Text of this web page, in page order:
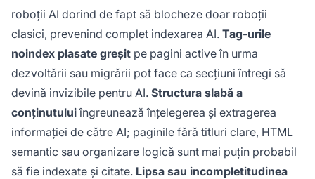
roboții AI dorind de fapt să blocheze doar roboții
clasici, prevenind complet indexarea AI. Tag-urile
noindex plasate greșit pe pagini active în urma
dezvoltării sau migrării pot face ca secțiuni întregi să
devină invizibile pentru AI. Structura slabă a
conținutuluiîngreunează înțelegerea și extragerea
informației de către AI; paginile fără titluri clare, HTML
semantic sau organizare logică sunt mai puțin probabil
să fie indexate și citate. Lipsa sau incompletitudinea